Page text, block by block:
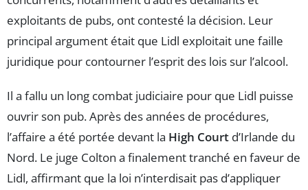
exploitants de pubs, ont contesté la décision. Leur
principal argument était que Lidl exploitait une faille
juridique pour contourner l’esprit des lois sur l’alcool.
Il a fallu un long combat judiciaire pour que Lidl puisse
ouvrir son pub. Après des années de procédures,
l’affaire a été portée devant la High Court d’Irlande du
Nord. Le juge Colton a finalement tranché en faveur de
Lidl, affirmant que la loi n’interdisait pas d’appliquer